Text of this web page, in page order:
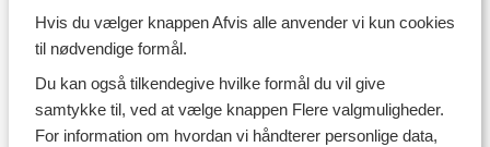
Hvis du vælger knappen Afvis alle anvender vi kun cookies
til nødvendige formål.
Du kan også tilkendegive hvilke formål du vil give
samtykke til, ved at vælge knappen Flere valgmuligheder.
For information om hvordan vi håndterer personlige data,